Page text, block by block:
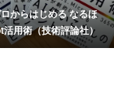
ロからはじめる なるほ
用術（技術評論社）